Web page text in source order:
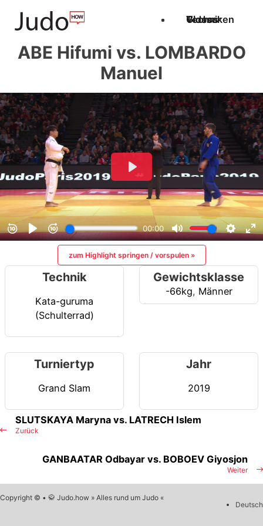
Techniken
Videos
Glossar
ABE Hifumi vs. LOMBARDO
Manuel
zum Highlight springen / vorspulen »
Technik
Kata-guruma
(Schulterrad)
Gewichtsklasse
-66kg, Männer
Turniertyp
Grand Slam
Jahr
2019
Zurück
SLUTSKAYA Maryna vs. LATRECH Islem
Weiter
GANBAATAR Odbayar vs. BOBOEV Giyosjon
Copyright © • 🥋 Judo.how » Alles rund um Judo «
Deutsch